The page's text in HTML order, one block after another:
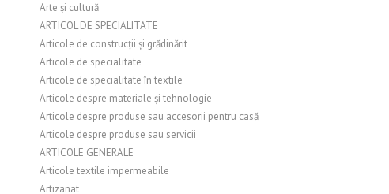
Arte și cultură
ARTICOL DE SPECIALITATE
Articole de construcții și grădinărit
Articole de specialitate
Articole de specialitate în textile
Articole despre materiale și tehnologie
Articole despre produse sau accesorii pentru casă
Articole despre produse sau servicii
ARTICOLE GENERALE
Articole textile impermeabile
Artizanat